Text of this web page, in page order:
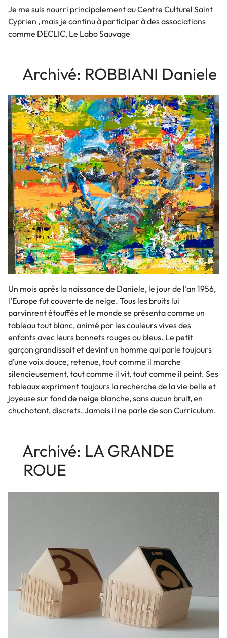
Je me suis nourri principalement au Centre Culturel Saint
Cyprien , mais je continu à participer à des associations
comme DECLIC, Le Labo Sauvage
Archivé: ROBBIANI Daniele
Un mois après la naissance de Daniele, le jour de l’an 1956,
l’Europe fut couverte de neige. Tous les bruits lui
parvinrent étouffés et le monde se présenta comme un
tableau tout blanc, animé par les couleurs vives des
enfants avec leurs bonnets rouges ou bleus. Le petit
garçon grandissait et devint un homme qui parle toujours
d’une voix douce, retenue, tout comme il marche
silencieusement, tout comme il vit, tout comme il peint. Ses
tableaux expriment toujours la recherche de la vie belle et
joyeuse sur fond de neige blanche, sans aucun bruit, en
chuchotant, discrets. Jamais il ne parle de son Curriculum.
Archivé: LA GRANDE
ROUE